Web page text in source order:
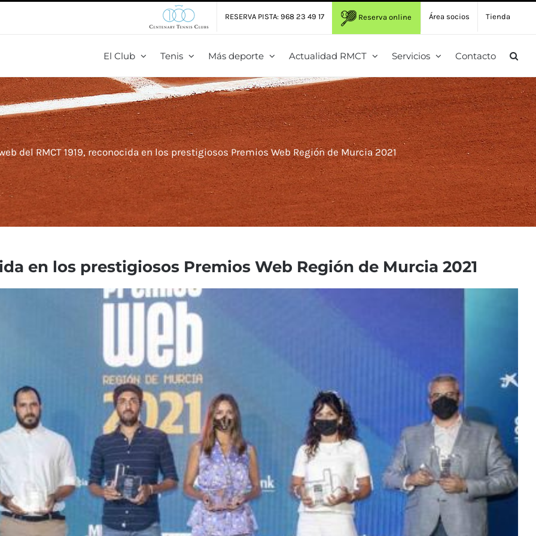
RESERVA PISTA: 968 23 49 17 Reserva online Área socios Tienda
El Club Tenis Más deporte Actualidad RMCT Servicios Contacto
del RMCT 1919, reconocida en los prestigiosos Premios Web Región de Murcia 2021
en los prestigiosos Premios Web Región de Murcia 2021